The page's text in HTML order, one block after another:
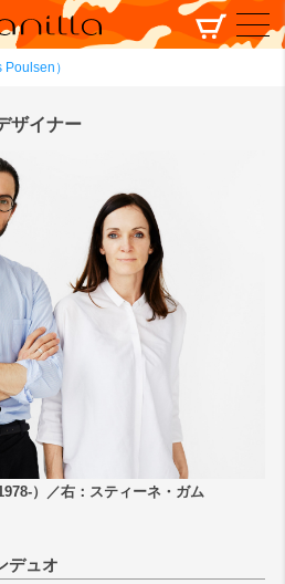
）
ザイナー
）／右：スティーネ・ガム
デュオ